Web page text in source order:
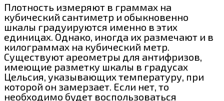
Плотность измеряют в граммах на
кубический сантиметр и обыкновенно
шкалы градуируются именно в этих
единицах. Однако, иногда их размечают и в
килограммах на кубический метр.
Существуют ареометры для антифризов,
имеющие разметку шкалы в градусах
Цельсия, указывающих температуру, при
которой он замерзает. Если нет, то
необходимо будет воспользоваться